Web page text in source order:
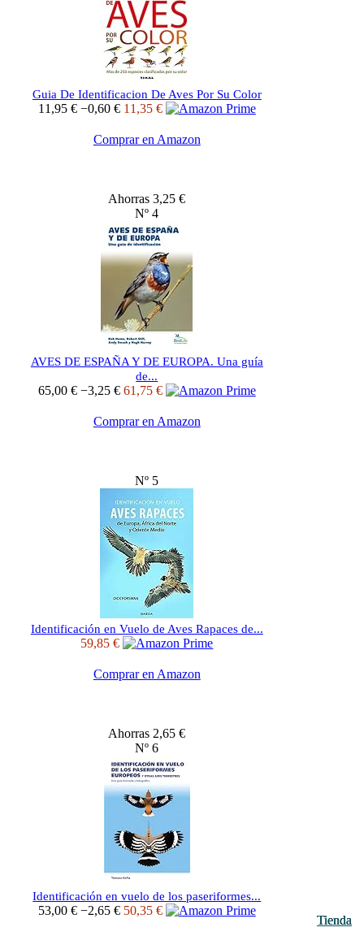
Guia De Identificacion De Aves Por Su Color
11,95 € −0,60 € 11,35 €
Comprar en Amazon
Ahorras 3,25 €
Nº 4
AVES DE ESPAÑA Y DE EUROPA. Una guía
de...
65,00 € −3,25 € 61,75 €
Comprar en Amazon
Nº 5
Identificación en Vuelo de Aves Rapaces de...
59,85 €
Comprar en Amazon
Ahorras 2,65 €
Nº 6
Identificación en vuelo de los paseriformes...
53,00 € −2,65 € 50,35 €
Tienda
Tienda
Tienda